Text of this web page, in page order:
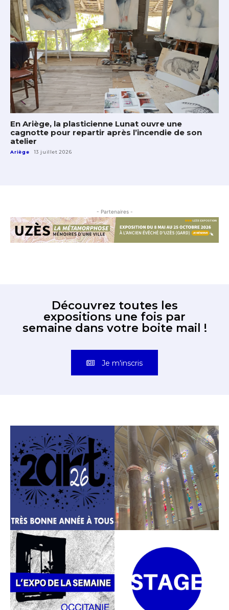
En Ariège, la plasticienne Lunat ouvre une
cagnotte pour repartir après l’incendie de son
atelier
Ariège 13 juillet 2026
- Partenaires -
Découvrez toutes les
expositions une fois par
semaine dans votre boite mail !
Je m'inscris